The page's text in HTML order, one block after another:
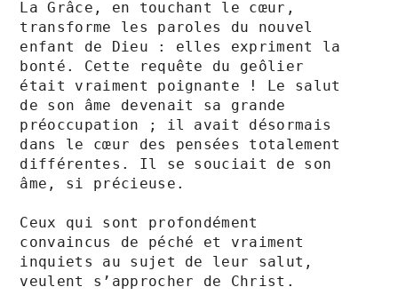
La Grâce, en touchant le cœur,
transforme les paroles du nouvel
enfant de Dieu : elles expriment la
bonté. Cette requête du geôlier
était vraiment poignante ! Le salut
de son âme devenait sa grande
préoccupation ; il avait désormais
dans le cœur des pensées totalement
différentes. Il se souciait de son
âme, si précieuse.
Ceux qui sont profondément
convaincus de péché et vraiment
inquiets au sujet de leur salut,
veulent s’approcher de Christ.